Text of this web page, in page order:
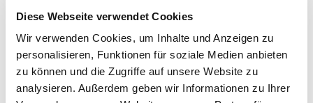
Diese Webseite verwendet Cookies
Wir verwenden Cookies, um Inhalte und Anzeigen zu
personalisieren, Funktionen für soziale Medien anbieten
zu können und die Zugriffe auf unsere Website zu
analysieren. Außerdem geben wir Informationen zu Ihrer
procedures voor CISM - Critical Incident Stress
​Humanitaire hulp / plaats van ongeval